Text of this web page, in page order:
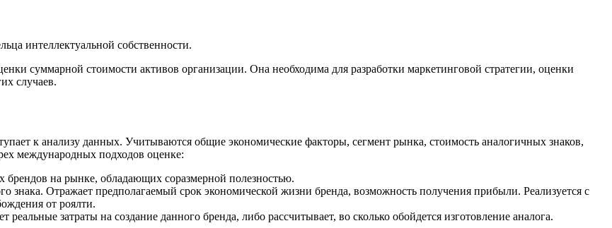
интеллектуальной собственности.
суммарной стоимости активов организации. Она необходима для разработки маркетинговой стратегии, оценки
случаев.
к анализу данных. Учитываются общие экономические факторы, сегмент рынка, стоимость аналогичных знаков,
международных подходов оценке:
на рынке, обладающих соразмерной полезностью.
знака. Отражает предполагаемый срок экономической жизни бренда, возможность получения прибыли. Реализуется с
от роялти.
затраты на создание данного бренда, либо рассчитывает, во сколько обойдется изготовление аналога.